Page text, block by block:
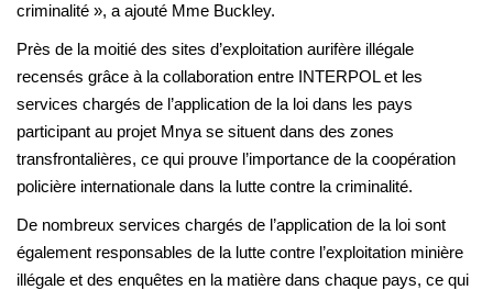
criminalité », a ajouté Mme Buckley.
Près de la moitié des sites d’exploitation aurifère illégale
recensés grâce à la collaboration entre INTERPOL et les
services chargés de l’application de la loi dans les pays
participant au projet Mnya se situent dans des zones
transfrontalières, ce qui prouve l’importance de la coopération
policière internationale dans la lutte contre la criminalité.
De nombreux services chargés de l’application de la loi sont
également responsables de la lutte contre l’exploitation minière
illégale et des enquêtes en la matière dans chaque pays, ce qui